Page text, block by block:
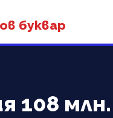
буквар
108